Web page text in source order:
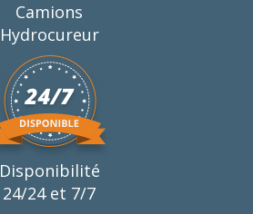
Camions
Hydrocureur
Disponibilité
24/24 et 7/7